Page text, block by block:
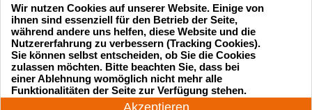
Startseite Einsatzgebiete
24 Stunden am Tag
Akzeptieren
Wir nutzen Cookies auf unserer Website. Einige von
ihnen sind essenziell für den Betrieb der Seite,
während andere uns helfen, diese Website und die
Nutzererfahrung zu verbessern (Tracking Cookies).
Sie können selbst entscheiden, ob Sie die Cookies
zulassen möchten. Bitte beachten Sie, dass bei
einer Ablehnung womöglich nicht mehr alle
Funktionalitäten der Seite zur Verfügung stehen.